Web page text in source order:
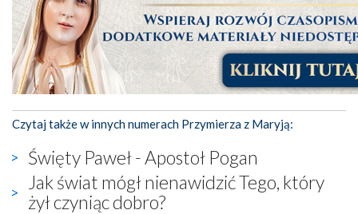
Czytaj także w innych numerach Przymierza z Maryją:
Święty Paweł - Apostoł Pogan
Jak świat mógł nienawidzić Tego, który
żył czyniąc dobro?